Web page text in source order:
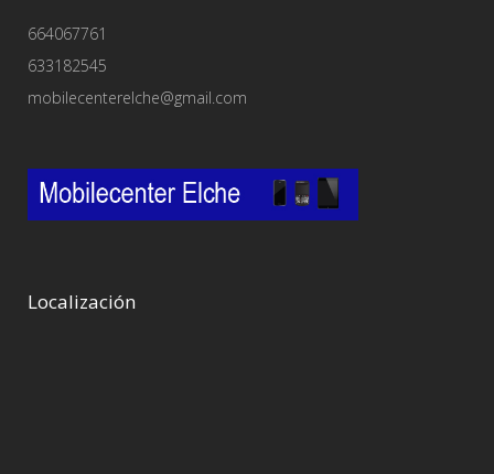
664067761
633182545
mobilecenterelche@gmail.com
Localización